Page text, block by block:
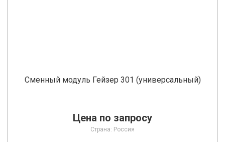
Сменный модуль Гейзер 301 (универсальный)
Цена по запросу
Страна: Россия